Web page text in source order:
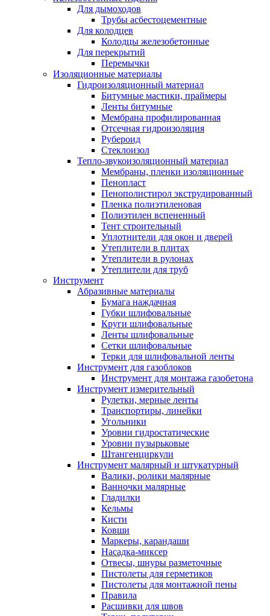
Для дымоходов
Трубы асбестоцементные
Для колодцев
Колодцы железобетонные
Для перекрытий
Перемычки
Изоляционные материалы
Гидроизоляционный материал
Битумные мастики, праймеры
Ленты битумные
Мембрана профилированная
Отсечная гидроизоляция
Рубероид
Стеклоизол
Тепло-звукоизоляционный материал
Мембраны, пленки изоляционные
Пенопласт
Пенополистирол экструдированный
Пленка полиэтиленовая
Полиэтилен вспененный
Тент строительный
Уплотнители для окон и дверей
Утеплители в плитах
Утеплители в рулонах
Утеплители для труб
Инструмент
Абразивные материалы
Бумага наждачная
Губки шлифовальные
Круги шлифовальные
Ленты шлифовальные
Сетки шлифовальные
Терки для шлифовальной ленты
Инструмент для газоблоков
Инструмент для монтажа газобетона
Инструмент измерительный
Рулетки, мерные ленты
Транспортиры, линейки
Угольники
Уровни гидростатические
Уровни пузырьковые
Штангенциркули
Инструмент малярный и штукатурный
Валики, ролики малярные
Ванночки малярные
Гладилки
Кельмы
Кисти
Ковши
Маркеры, карандаши
Насадка-миксер
Отвесы, шнуры разметочные
Пистолеты для герметиков
Пистолеты для монтажной пены
Правила
Расшивки для швов